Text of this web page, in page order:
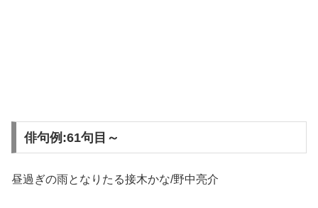
俳句例:61句目～
昼過ぎの雨となりたる接木かな/野中亮介